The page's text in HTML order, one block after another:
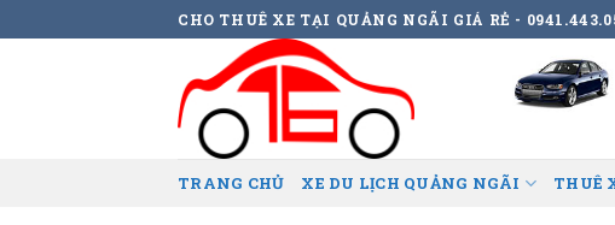
to
CHO THUÊ XE TẠI QUẢNG NGÃI GIÁ RẺ -
TRANG CHỦ XE DU LỊCH QUẢNG NGÃI THUÊ